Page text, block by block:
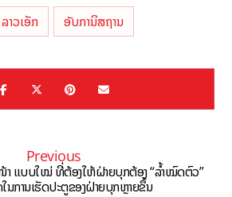
ລາວເອັກ ອັບການິສຖານ
Previous
າ ແບບໃໝ່ ທີ່ຕ້ອງໃຫ້ຝ່າຍບຸກຕ້ອງ “ລໍ້າໝົດຕົວ”
ໃນການເຮັດປະຕູຂອງຝ່າຍບຸກຫຼາຍຂຶ້ນ